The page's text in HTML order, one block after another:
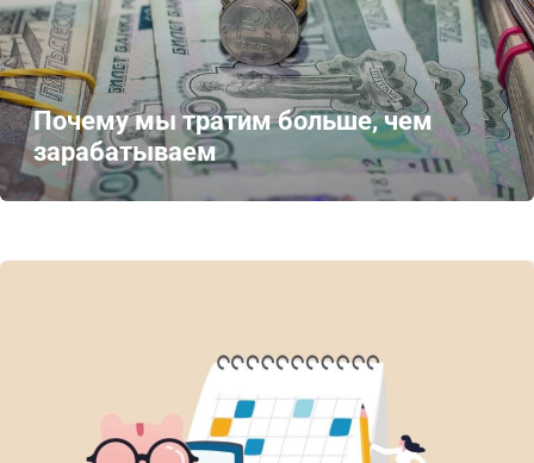
Почему мы тратим больше, чем
зарабатываем